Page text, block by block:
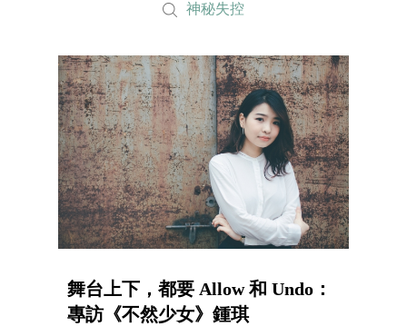
神秘失控
舞台上下，都要 Allow 和 Undo：
專訪《不然少女》鍾琪